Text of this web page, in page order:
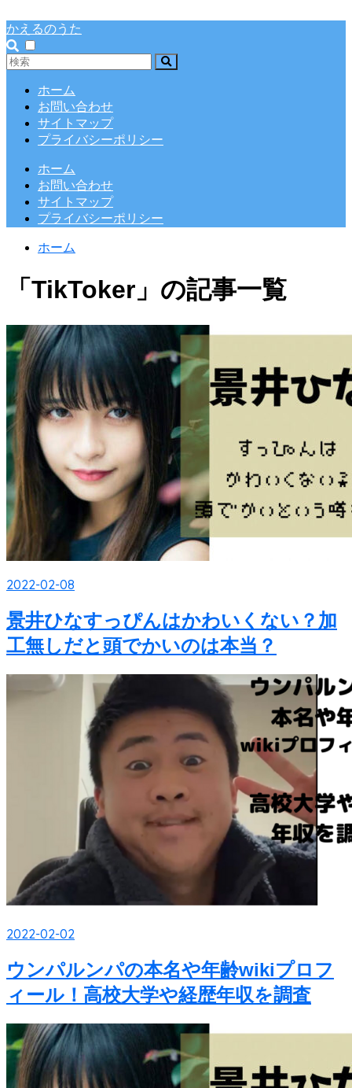
かえるのうた
ホーム
お問い合わせ
サイトマップ
プライバシーポリシー
ホーム
お問い合わせ
サイトマップ
プライバシーポリシー
ホーム
「TikToker」の記事一覧
2022-02-08
景井ひなすっぴんはかわいくない？加
工無しだと頭でかいのは本当？
2022-02-02
ウンパルンパの本名や年齢wikiプロフ
ィール！高校大学や経歴年収を調査